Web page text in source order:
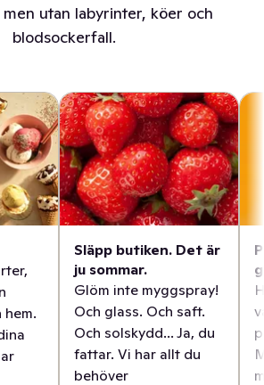
utan labyrinter, köer och
blodsockerfall.
hem.
Släpp butiken. Det är
ju sommar.
Glöm inte myggspray!
Och glass. Och saft.
Och solskydd... Ja, du
fattar. Vi har allt du
behöver